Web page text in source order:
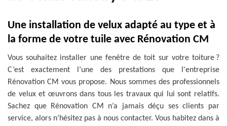
Une installation de velux adapté au type et à
la forme de votre tuile avec Rénovation CM
Vous souhaitez installer une fenêtre de toit sur votre toiture ?
C’est exactement l’une des prestations que l'entreprise
Rénovation CM vous propose. Nous sommes des professionnels
de velux et œuvrons dans tous les travaux qui lui sont relatifs.
Sachez que Rénovation CM n’a jamais déçu ses clients par
service, alors n’hésitez pas à nous contacter. Vous habitez dans à